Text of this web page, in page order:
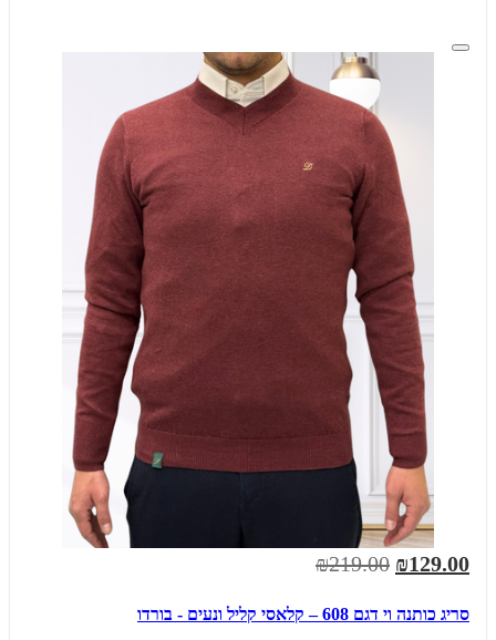
₪129.00
₪219.00
סריג כותנה וי דגם 608 – קלאסי קליל ונעים - בורדו